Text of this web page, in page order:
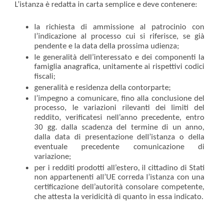
L’istanza è redatta in carta semplice e deve contenere:
la richiesta di ammissione al patrocinio con
l’indicazione al processo cui si riferisce, se già
pendente e la data della prossima udienza;
le generalità dell’interessato e dei componenti la
famiglia anagrafica, unitamente ai rispettivi codici
fiscali;
generalità e residenza della contorparte;
l’impegno a comunicare, fino alla conclusione del
processo, le variazioni rilevanti dei limiti del
reddito, verificatesi nell’anno precedente, entro
30 gg. dalla scadenza del termine di un anno,
dalla data di presentazione dell’istanza o della
eventuale precedente comunicazione di
variazione;
per i redditi prodotti all’estero, il cittadino di Stati
non appartenenti all’UE correda l’istanza con una
certificazione dell’autorità consolare competente,
che attesta la veridicità di quanto in essa indicato.